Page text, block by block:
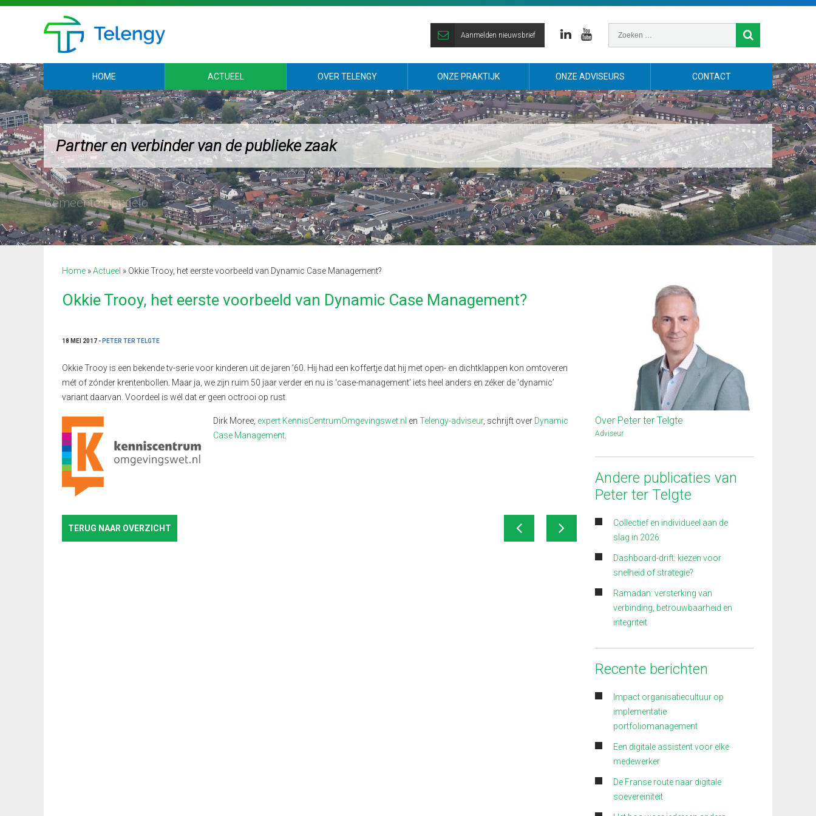
Aanmelden nieuwsbrief
HOME ACTUEEL OVER TELENGY ONZE PRAKTIJK ONZE ADVISEURS CONTACT
Partner en verbinder van de publieke zaak
Home »Actueel » Okkie Trooy, het eerste voorbeeld van Dynamic Case Management?
Okkie Trooy, het eerste voorbeeld van Dynamic Case Management?
18 MEI 2017 - PETER TER TELGTE
Okkie Trooy is een bekende tv-serie voor kinderen uit de jaren ’60. Hij had een koffertje dat hij met open- en dichtklappen kon omtoveren
mét of zónder krentenbollen. Maar ja, we zijn ruim 50 jaar verder en nu is ‘case-management’ iets heel anders en zéker de ‘dynamic’
variant daarvan. Voordeel is wél dat er geen octrooi op rust.
Dirk Moree, expert KennisCentrumOmgevingswet.nl en Telengy-adviseur, schrijft over Dynamic
Case Management.
TERUG NAAR OVERZICHT
Over Peter ter Telgte
Adviseur
Andere publicaties van
Peter ter Telgte
Collectief en individueel aan de
slag in 2026
Dashboard-drift: kiezen voor
snelheid of strategie?
Ramadan: versterking van
verbinding, betrouwbaarheid en
integriteit
Recente berichten
Impact organisatiecultuur op
implementatie
portfoliomanagement
Een digitale assistent voor elke
medewerker
De Franse route naar digitale
soevereiniteit